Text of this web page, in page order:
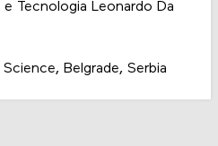
Tecnologia Leonardo Da
Belgrade, Serbia